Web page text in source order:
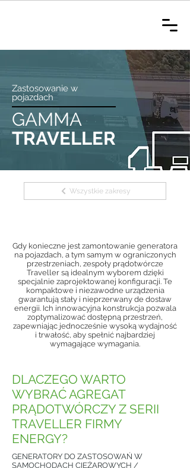
Zastosowanie w
pojazdach
GAMMA
TRAVELLER
Wszystkie zakresy
Gdy konieczne jest zamontowanie generatora
na pojazdach, a tym samym w ograniczonych
przestrzeniach, zespoły prądotwórcze
Traveller są idealnym wyborem dzięki
specjalnie zaprojektowanej konfiguracji. Te
kompaktowe i niezawodne urządzenia
gwarantują stały i nieprzerwany de dostaw
energii. Ich innowacyjna konstrukcja pozwala
zoptymalizować dostępną przestrzeń,
zapewniając jednocześnie wysoką wydajność
i trwałość, aby spełnić najbardziej
wymagające wymagania.
DLACZEGO WARTO
WYBRAĆ AGREGAT
PRĄDOTWÓRCZY Z SERII
TRAVELLER FIRMY
ENERGY?
GENERATORY DO ZASTOSOWAŃ W
SAMOCHODACH CIĘŻAROWYCH /